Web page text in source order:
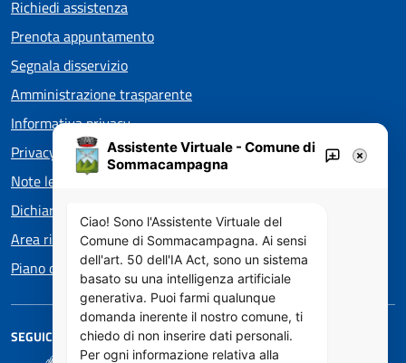
Richiedi assistenza
Prenota appuntamento
Segnala disservizio
Amministrazione trasparente
Informativa privacy
Privacy policy EOS
Note legali
Dichiarazione di accessibilità
Area riservata
Piano di Miglioramento dei servizi
SEGUICI SU
Assistente Virtuale - Comune di
Sommacampagna
Ciao! Sono l'Assistente Virtuale del
Comune di Sommacampagna. Ai sensi
dell'art. 50 dell'IA Act, sono un sistema
basato su una intelligenza artificiale
generativa. Puoi farmi qualunque
domanda inerente il nostro comune, ti
chiedo di non inserire dati personali.
Per ogni informazione relativa alla